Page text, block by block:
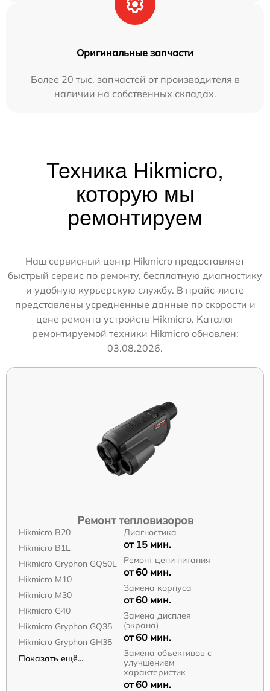
Оригинальные запчасти
Более 20 тыс. запчастей от производителя в
наличии на собственных складах.
Техника Hikmicro,
которую мы
ремонтируем
Наш сервисный центр Hikmicro предоставляет
быстрый сервис по ремонту, бесплатную диагностику
и удобную курьерскую службу. В прайс-листе
представлены усредненные данные по скорости и
цене ремонта устройств Hikmicro. Каталог
ремонтируемой техники Hikmicro обновлен:
03.08.2026.
Ремонт тепловизоров
Hikmicro B20
Hikmicro B1L
Hikmicro Gryphon GQ50L
Hikmicro M10
Hikmicro M30
Hikmicro G40
Hikmicro Gryphon GQ35
Hikmicro Gryphon GH35
Показать ещё...
Диагностика
от 15 мин.
Ремонт цепи питания
от 60 мин.
Замена корпуса
от 60 мин.
Замена дисплея
(экрана)
от 60 мин.
Замена объективов с
улучшением
характеристик
от 60 мин.